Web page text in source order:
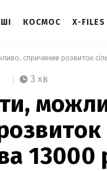
ШІ КОСМОС X-FILES
3 хв
13000